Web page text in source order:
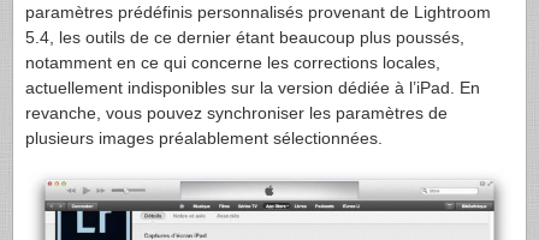
paramètres prédéfinis personnalisés provenant de Lightroom
5.4, les outils de ce dernier étant beaucoup plus poussés,
notamment en ce qui concerne les corrections locales,
actuellement indisponibles sur la version dédiée à l’iPad. En
revanche, vous pouvez synchroniser les paramètres de
plusieurs images préalablement sélectionnées.